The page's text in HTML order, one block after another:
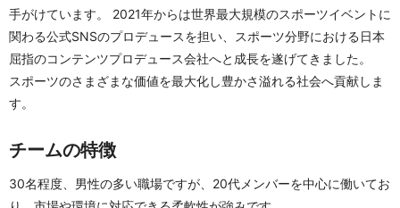
手がけています。 2021年からは世界最大規模のスポーツイベントに
関わる公式SNSのプロデュースを担い、スポーツ分野における日本
屈指のコンテンツプロデュース会社へと成長を遂げてきました。
スポーツのさまざまな価値を最大化し豊かさ溢れる社会へ貢献しま
す。
チームの特徴
30名程度、男性の多い職場ですが、20代メンバーを中心に働いてお